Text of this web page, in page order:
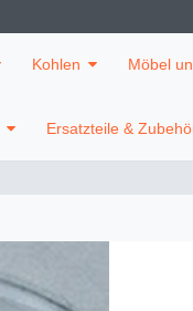
Kohlen Möbel
Ersatzteile &